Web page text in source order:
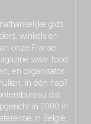
gids
winkels en
onze Franse
waar food
en organisator
In één hap?
dat
in 2000 in
in België.